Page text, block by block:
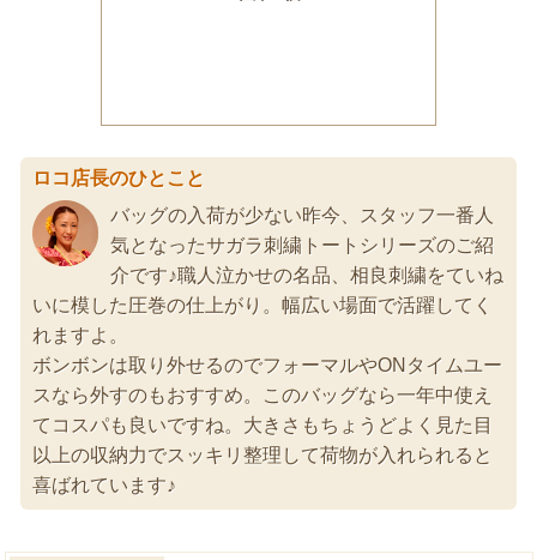
ロコ店長のひとこと
バッグの入荷が少ない昨今、スタッフ一番人
気となったサガラ刺繍トートシリーズのご紹
介です♪職人泣かせの名品、相良刺繍をていね
いに模した圧巻の仕上がり。幅広い場面で活躍してく
れますよ。
ボンボンは取り外せるのでフォーマルやONタイムユー
スなら外すのもおすすめ。このバッグなら一年中使え
てコスパも良いですね。大きさもちょうどよく見た目
以上の収納力でスッキリ整理して荷物が入れられると
喜ばれています♪